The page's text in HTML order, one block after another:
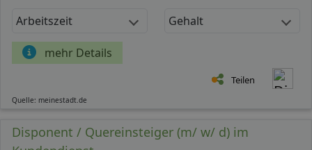
Arbeitszeit Gehalt
mehr Details
Teilen
Quelle: meinestadt.de
Disponent / Quereinsteiger (m/ w/ d) im